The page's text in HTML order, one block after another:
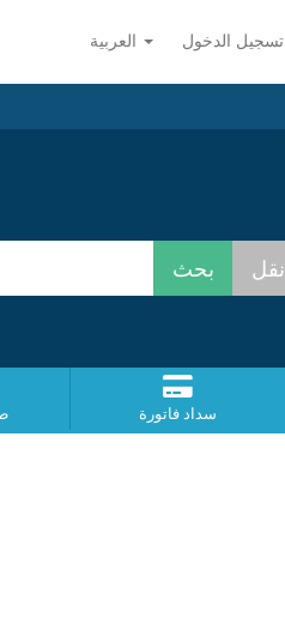
تسجيل الدخول
سداد فاتورة